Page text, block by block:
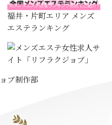
福井・片町エリア メンズ
エステランキング